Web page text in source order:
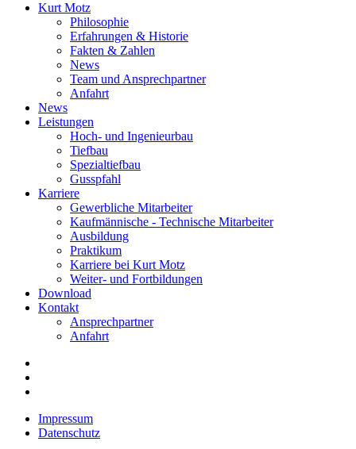
Kurt Motz
Philosophie
Erfahrungen & Historie
Fakten & Zahlen
News
Team und Ansprechpartner
Anfahrt
News
Leistungen
Hoch- und Ingenieurbau
Tiefbau
Spezialtiefbau
Gusspfahl
Karriere
Gewerbliche Mitarbeiter
Kaufmännische - Technische Mitarbeiter
Ausbildung
Praktikum
Karriere bei Kurt Motz
Weiter- und Fortbildungen
Download
Kontakt
Ansprechpartner
Anfahrt
Impressum
Datenschutz